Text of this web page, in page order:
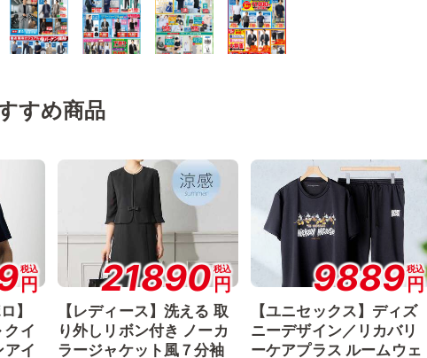
すめ商品
税込
円
】
クイ
アイ
21890税込
円
【レディース】洗える 取
り外しリボン付き ノーカ
ラージャケット風７分袖
9889税込
円
【ユニセックス】ディズ
ニーデザイン／リカバリ
ーケアプラス ルームウェ